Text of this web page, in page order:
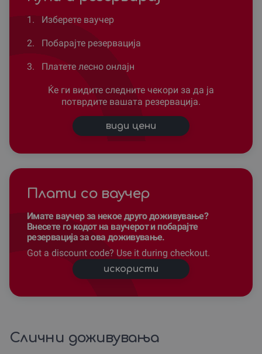
1. Изберете ваучер
2. Побарајте резервација
3. Платете лесно онлајн
Ќе ги видите следните чекори за да ја
потврдите вашата резервација.
види цени
Плати со ваучер
Имате ваучер за некое друго доживување?
Внесете го кодот на ваучерот и побарајте
резервација за ова доживување.
Got a discount code? Use it during checkout.
искористи
Слични доживувања